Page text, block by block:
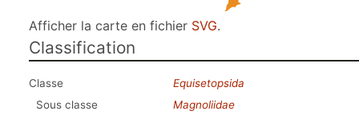
Afficher la carte en fichier SVG.
Classification
Classe
Equisetopsida
Sous classe
Magnoliidae